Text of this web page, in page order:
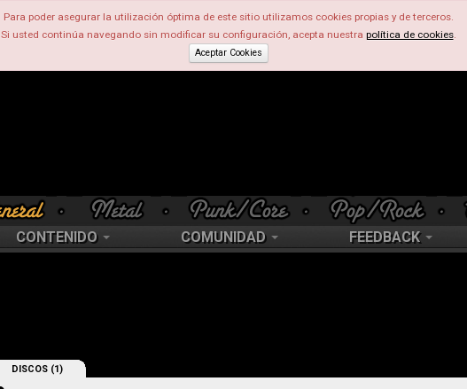
Para poder asegurar la utilización óptima de este sitio utilizamos cookies propias y de terceros.
Si usted continúa navegando sin modificar su configuración, acepta nuestra política de cookies.
Aceptar Cookies
CONTENIDO COMUNIDAD FEEDBACK
DISCOS (1)